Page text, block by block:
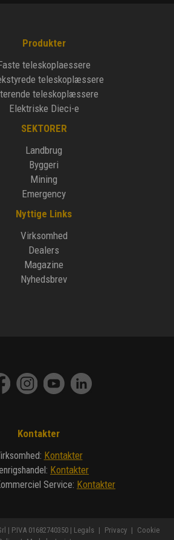
Produkter
teleskoplaessere
teleskoplæssere
teleskoplæssere
Elektriske Dieci-e
SEKTORER
Landbrug
Byggeri
Mining
Emergency
Nyttige Links
Virksomhed
Dealers
Magazine
Nyhedsbrev
Kontakter
: Kontakter
: Kontakter
Service: Kontakter
| P.IVA 01682740350 | Legals | Privacy | Cookie